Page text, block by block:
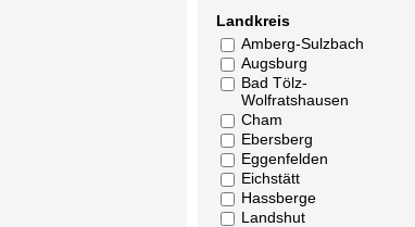
Landkreis
Amberg-Sulzbach
Augsburg
Bad Tölz-
Wolfratshausen
Cham
Ebersberg
Eggenfelden
Eichstätt
Hassberge
Landshut